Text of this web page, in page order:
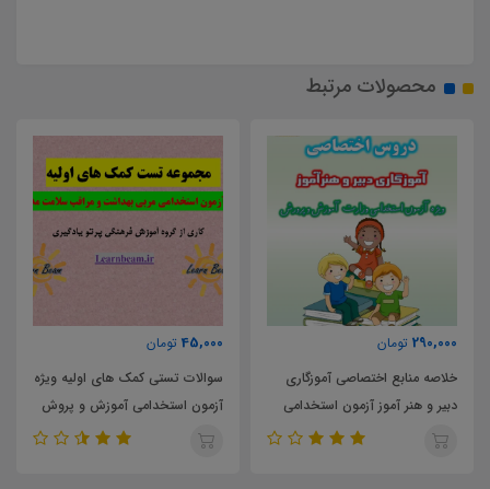
محصولات مرتبط
290,000 تومان
خلاصه منابع اختصاصی آموزگاری
دبیر و هنر آموز آزمون استخدامی
آموزش و پرورش
45,000 تومان
سوالات تستی کمک های اولیه ویژه
آزمون استخدامی آموزش و پروش
سال 1403